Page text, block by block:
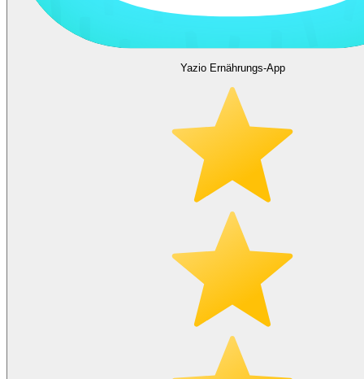
Yazio Ernährungs-App